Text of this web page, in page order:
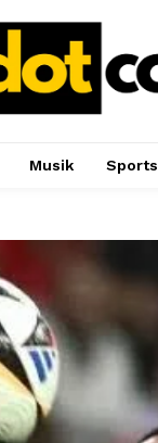
Musik Sports